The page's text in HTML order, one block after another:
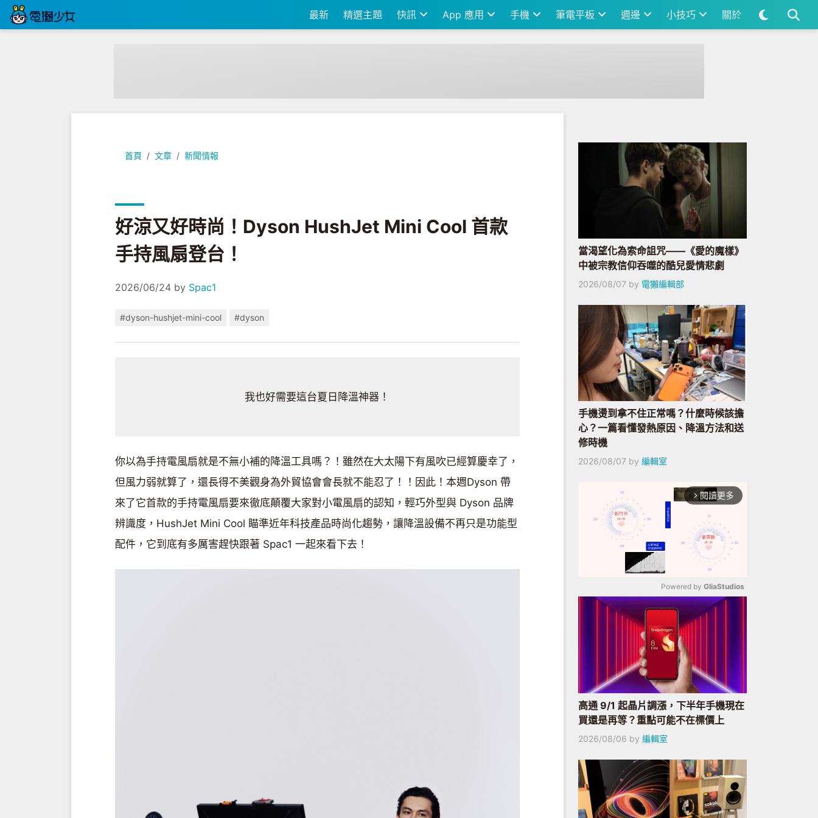
最新 精選主題 快訊 App 應用 手機 筆電平板 週邊 小技巧 關於
首頁 文章 新聞情報
好涼又好時尚！Dyson HushJet Mini Cool 首款手持風扇登台！
好涼又好時尚！Dyson HushJet Mini Cool 首款
手持風扇登台！
2026/06/24 by Spac1
#dyson-hushjet-mini-cool #dyson
我也好需要這台夏日降溫神器！
你以為手持電風扇就是不無小補的降溫工具嗎？！雖然在大太陽下有風吹已經算慶幸了，
但風力弱就算了，還長得不美觀身為外貿協會會長就不能忍了！！因此！本週Dyson 帶
來了它首款的手持電風扇要來徹底顛覆大家對小電風扇的認知，輕巧外型與 Dyson 品牌
辨識度，HushJet Mini Cool 瞄準近年科技產品時尚化趨勢，讓降溫設備不再只是功能型
配件，它到底有多厲害趕快跟著 Spac1 一起來看下去！
當渴望化為索命詛咒——《愛的魔樣》
中被宗教信仰吞噬的酷兒愛情悲劇
2026/08/07 by 電獺編輯部
手機燙到拿不住正常嗎？什麼時候該擔
心？一篇看懂發熱原因、降溫方法和送
修時機
2026/08/07 by 編輯室
arrow_forward_ios 閱讀更多
Mute
Powered by GliaStudios
高通 9/1 起晶片調漲，下半年手機現在
買還是再等？重點可能不在標價上
2026/08/06 by 編輯室